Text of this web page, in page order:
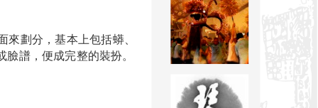
劃分，基本上包括蟒、
譜，便成完整的裝扮。